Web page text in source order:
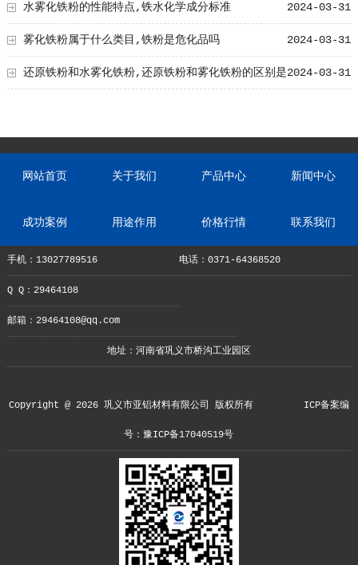
2024-03-31
水雾化铁粉的性能特点,铁水化学成分标准
2024-03-31
雾化铁粉属于什么类目,铁粉是危化品吗
2024-03-31
还原铁粉和水雾化铁粉,还原铁粉和雾化铁粉的区别是
网站首页 关于我们 产品中心 新闻中心
成功案例 用途作用 价格行情 联系我们
手机：13027789516 电话：0371-64368520
Q Q：29464108
邮箱：29464108@qq.com
地址：河南省巩义市桥沟工业园区
Copyright @ 2026 巩义市亚铝材料有限公司 版权所有 ICP备案编
号：豫ICP备17040519号